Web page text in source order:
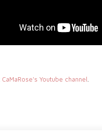
CaMaRose's Youtube channel.